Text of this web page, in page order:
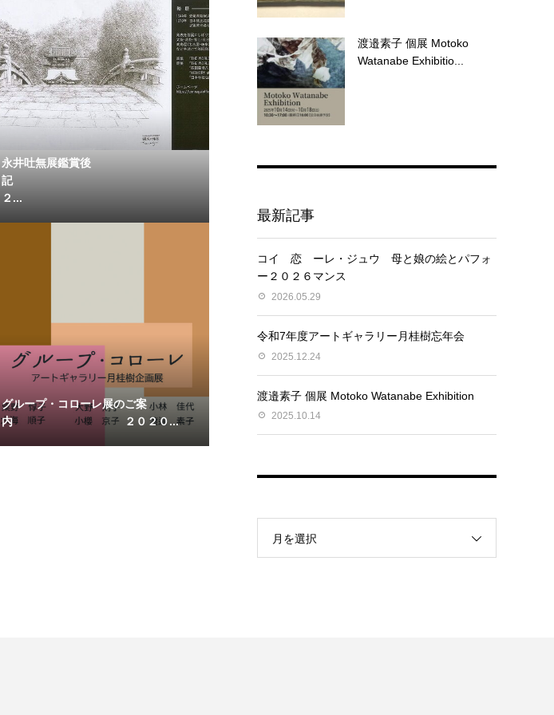
永井吐無展鑑賞後
記
２...
グループ・コローレ展のご案
内 ２０２０...
渡邉素子 個展 Motoko
Watanabe Exhibitio...
最新記事
コイ 恋 ーレ・ジュウ 母と娘の絵とパフォ
ー２０２６マンス
2026.05.29
令和7年度アートギャラリー月桂樹忘年会
2025.12.24
渡邉素子 個展 Motoko Watanabe Exhibition
2025.10.14
月を選択